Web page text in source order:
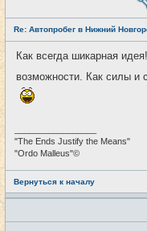
е
т
и
Re: Автопробег в Нижний
Как всегда шикарная идея!
возможности. Как силы и
"The Ends Justify the Means"
"Ordo Malleus"©
Вернуться к началу